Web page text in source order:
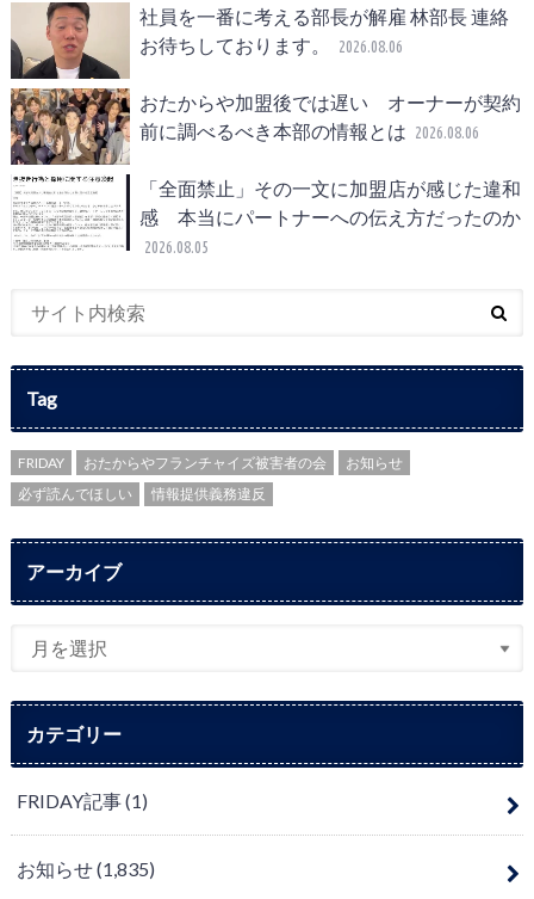
社員を一番に考える部長が解雇 林部長 連絡
お待ちしております。
2026.08.06
おたからや加盟後では遅い オーナーが契約
前に調べるべき本部の情報とは 2026.08.06
「全面禁止」その一文に加盟店が感じた違和
感 本当にパートナーへの伝え方だったのか
2026.08.05
Tag
FRIDAY おたからやフランチャイズ被害者の会
お知らせ
必ず読んでほしい
情報提供義務違反
アーカイブ
カテゴリー
FRIDAY記事(1)
お知らせ(1,835)